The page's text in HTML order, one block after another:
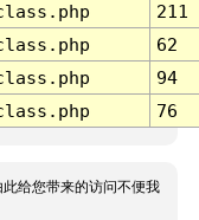
211
62
94
76
给您带来的访问不便我